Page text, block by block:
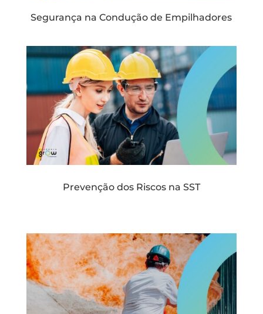
Segurança na Condução de Empilhadores
Prevenção dos Riscos na SST